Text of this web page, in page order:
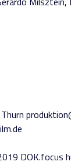
DOK.focus